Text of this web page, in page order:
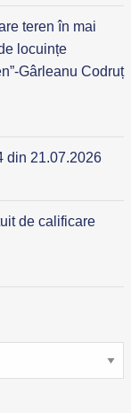
teren în mai
locuințe
Gârleanu Codruț
din 21.07.2026
de calificare